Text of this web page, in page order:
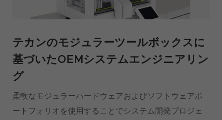
テカンのモジュラーツールボックスに
基づいたOEMシステムエンジニアリン
グ
柔軟なモジュラーハードウェアおよびソフトウェアポ
ートフォリオを使用することでシステム開発プロジェ